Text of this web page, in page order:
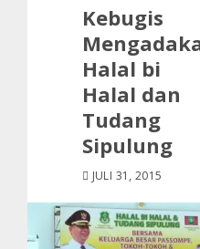
Kebugis
Halal bi
Halal dan
Tudang
Sipulung
JULI 31, 2015